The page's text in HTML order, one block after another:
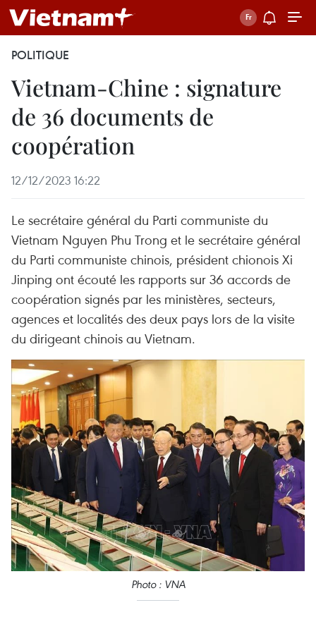
POLITIQUE
Vietnam-Chine : signature
de 36 documents de
coopération
12/12/2023 16:22
Le secrétaire général du Parti communiste du
Vietnam Nguyen Phu Trong et le secrétaire général
du Parti communiste chinois, président chionois Xi
Jinping ont écouté les rapports sur 36 accords de
coopération signés par les ministères, secteurs,
agences et localités des deux pays lors de la visite
du dirigeant chinois au Vietnam.
Photo : VNA